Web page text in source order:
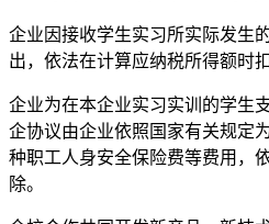
企业因接收学生实习所实际发生
出，依法在计算应纳税所得额时扣
企业为在本企业实习实训的学生
企协议由企业依照国家有关规定
种职工人身安全保险费等费用，
除。